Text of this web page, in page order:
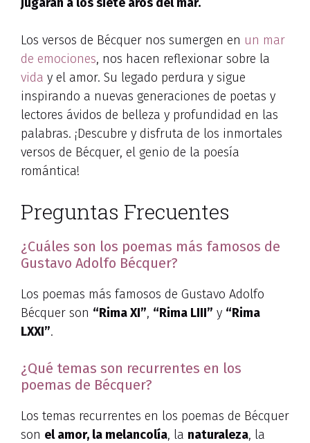
Los versos de Bécquer nos sumergen en un mar
de emociones, nos hacen reflexionar sobre la
vida y el amor. Su legado perdura y sigue
inspirando a nuevas generaciones de poetas y
lectores ávidos de belleza y profundidad en las
palabras. ¡Descubre y disfruta de los inmortales
versos de Bécquer, el genio de la poesía
romántica!
Preguntas Frecuentes
¿Cuáles son los poemas más famosos de
Gustavo Adolfo Bécquer?
Los poemas más famosos de Gustavo Adolfo
Bécquer son “Rima XI”, “Rima LIII” y “Rima
LXXI”.
¿Qué temas son recurrentes en los
poemas de Bécquer?
Los temas recurrentes en los poemas de Bécquer
son el amor, la melancolía, la naturaleza, la